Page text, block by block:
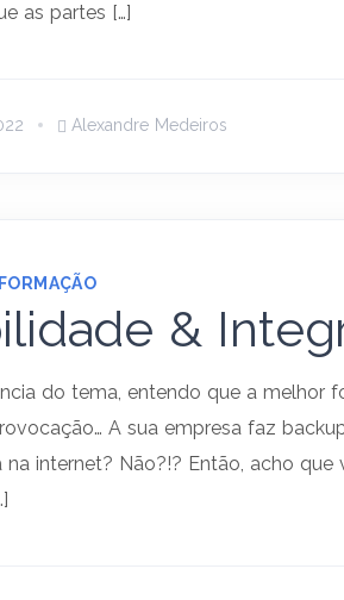
as partes […]
Alexandre Medeiros
&
do tema, entendo que a melhor
A sua empresa faz
internet? Não?!? Então, acho